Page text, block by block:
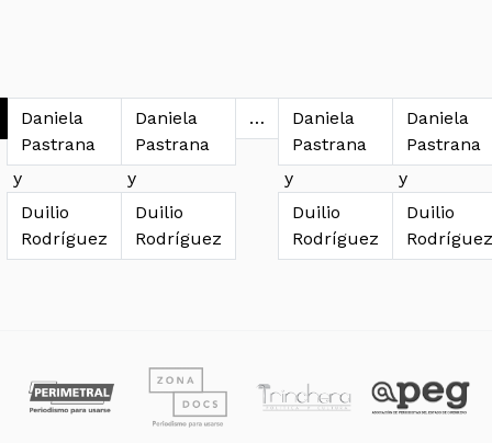
de entradas
Daniela
Pastrana
y
Duilio
Rodríguez
Daniela
Pastrana
y
Duilio
Rodríguez
…
Daniela
Pastrana
y
Duilio
Rodríguez
Daniela
Pastrana
y
Duilio
Rodríguez